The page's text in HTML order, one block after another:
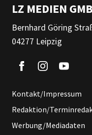
LZ MEDIEN
Bernhard Göring
04277 Leipzig
Kontakt/Impressum
Redaktion/
Werbung/Mediadaten